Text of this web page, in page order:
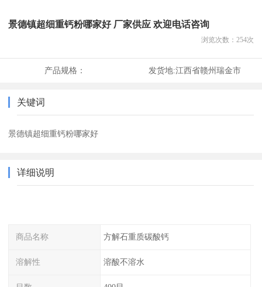
景德镇超细重钙粉哪家好 厂家供应 欢迎电话咨询
浏览次数： 254次
产品规格： 发货地:江西省赣州瑞金市
关键词
景德镇超细重钙粉哪家好
详细说明
商品名称 方解石重质碳酸钙
溶解性 溶酸不溶水